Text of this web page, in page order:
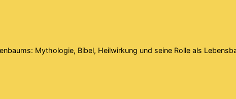
Mythologie, Bibel, Heilwirkung und seine Rolle als